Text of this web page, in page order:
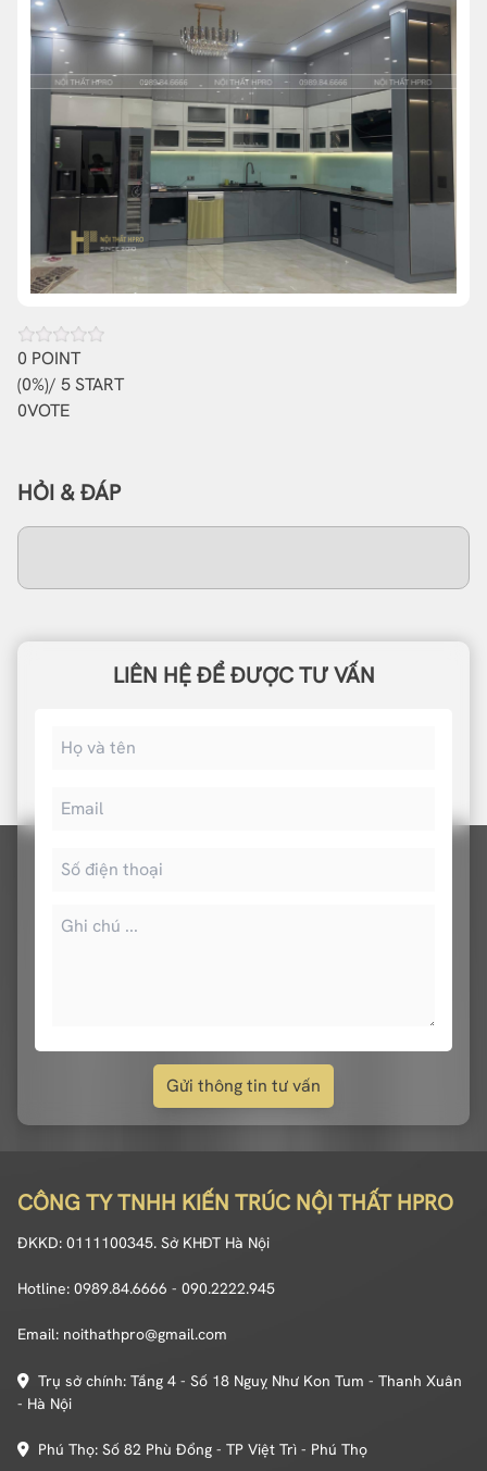
0 POINT
(0%)/ 5 START
0VOTE
HỎI & ĐÁP
LIÊN HỆ ĐỂ ĐƯỢC TƯ VẤN
Gửi thông tin tư vấn
CÔNG TY TNHH KIẾN TRÚC NỘI THẤT HPRO
ĐKKD: 0111100345. Sở KHĐT Hà Nội
Hotline: 0989.84.6666 - 090.2222.945
Email: noithathpro@gmail.com
Trụ sở chính: Tầng 4 - Số 18 Nguỵ Như Kon Tum - Thanh Xuân
- Hà Nội
Phú Thọ: Số 82 Phù Đổng - TP Việt Trì - Phú Thọ